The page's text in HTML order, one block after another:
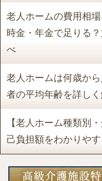
老人ホームの費用相
時金・年金で足りる
べ
老人ホームは何歳か
者の平均年齢を詳しく
【老人ホーム種類別
己負担額をわかりやす